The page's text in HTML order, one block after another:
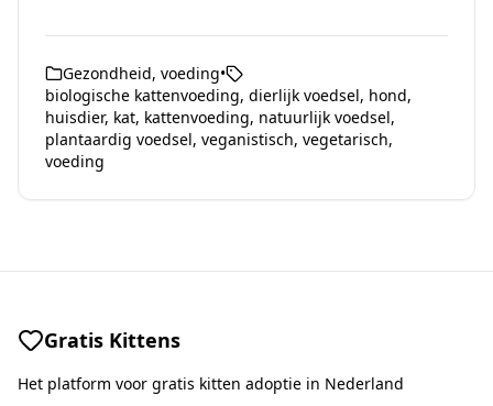
Gezondheid, voeding•
biologische kattenvoeding, dierlijk voedsel, hond,
huisdier, kat, kattenvoeding, natuurlijk voedsel,
plantaardig voedsel, veganistisch, vegetarisch,
voeding
Gratis Kittens
Het platform voor gratis kitten adoptie in Nederland